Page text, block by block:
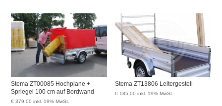
Stema ZT00085 Hochplane +
Spriegel 100 cm auf Bordwand
€ 379,00 inkl. 19% MwSt.
Stema ZT13806 Leitergestell
€ 185,00 inkl. 19% MwSt.